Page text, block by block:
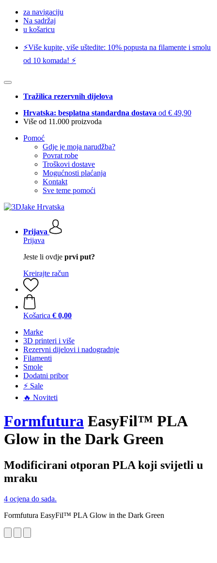
za navigaciju
Na sadržaj
u košaricu
⚡️Više kupite, više uštedite: 10% popusta na filamente i smolu
od 10 komada! ⚡️
Tražilica rezervnih dijelova
Hrvatska: besplatna standardna dostava od € 49,90
Više od 11.000 proizvoda
Pomoć
Gdje je moja narudžba?
Povrat robe
Troškovi dostave
Mogućnosti plaćanja
Kontakt
Sve teme pomoći
Prijava
Prijava
Jeste li ovdje prvi put?
Kreirajte račun
Košarica € 0,00
Marke
3D printeri i više
Rezervni dijelovi i nadogradnje
Filamenti
Smole
Dodatni pribor
⚡ Sale
🔥 Noviteti
Formfutura EasyFil™ PLA
Glow in the Dark Green
Modificirani otporan PLA koji svijetli u
mraku
4 ocjena do sada.
Formfutura EasyFil™ PLA Glow in the Dark Green